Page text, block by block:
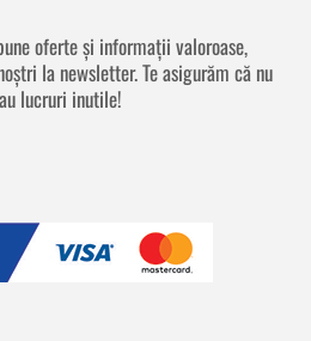
oferte și informații valoroase,
la newsletter. Te asigurăm că nu
lucruri inutile!